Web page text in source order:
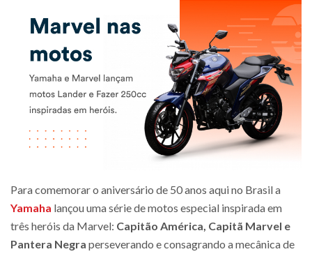
Para comemorar o aniversário de 50 anos aqui no Brasil a
Yamaha lançou uma série de motos especial inspirada em
três heróis da Marvel: Capitão América, Capitã Marvel e
Pantera Negra perseverando e consagrando a mecânica de